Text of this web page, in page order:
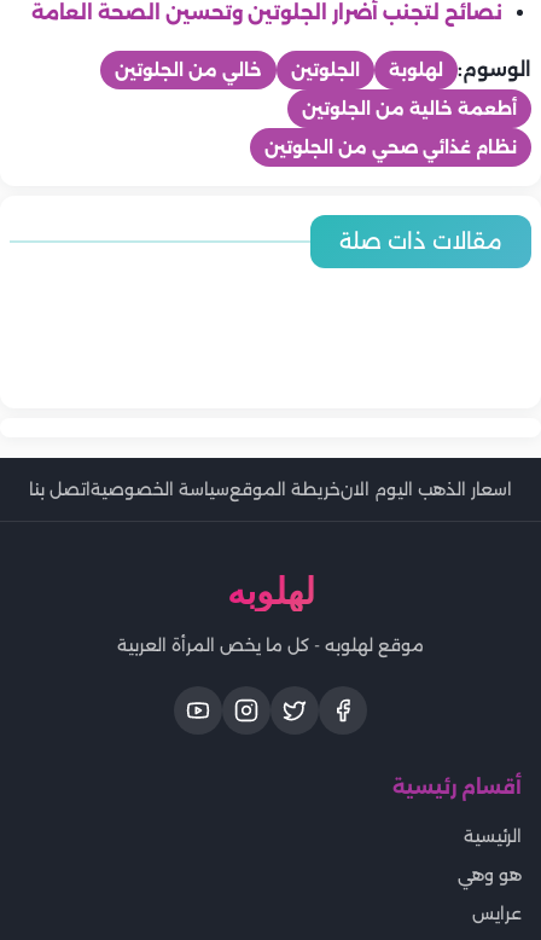
نصائح لتجنب أضرار الجلوتين وتحسين الصحة العامة
الوسوم: لهلوبة الجلوتين
خالي من الجلوتين
أطعمة خالية من الجلوتين
نظام غذائي صحي من الجلوتين
مقالات ذات صلة
تمارين حرق دهون للمبتدئين.. دليل شامل لخسارة الوزن بطريقة آمنة
تخسيس ورجيم
التغذية العلاجية لمرضى السكري.. دليل شامل لحياة صحية متوازنة
تحدي 7 أيام لحرق الدهون.. خطة سريعة لاستعادة النشاط وخسارةتخسيس ورجيم
تخسيس ورجيم
اسعار الذهب اليوم الانخريطة الموقعسياسة الخصوصيةاتصل بنا
لهلوبه
موقع لهلوبه - كل ما يخص المرأة العربية
أقسام رئيسية
الرئيسية
هو وهي
عرايس